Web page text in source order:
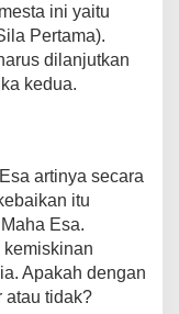
ini yaitu
Pertama).
dilanjutkan
kedua.
artinya secara
itu
Esa.
Apakah dengan
atau tidak?